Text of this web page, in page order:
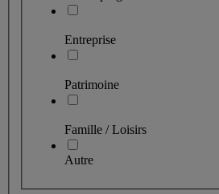
Entreprise
Patrimoine
Famille / Loisirs
Autre